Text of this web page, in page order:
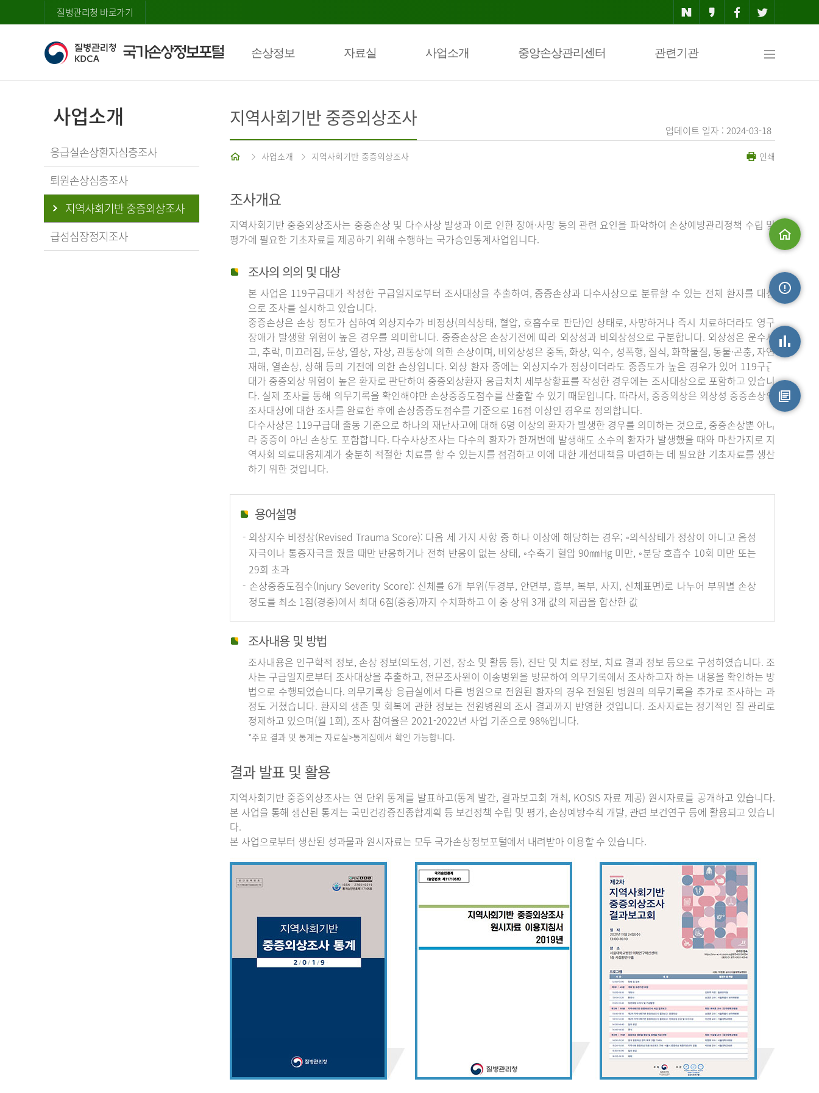
질병관리청 바로가기
손상정보 자료실 사업소개 중앙손상관리센터 관련기관
맵
사업소개
응급실손상환자심층조사
퇴원손상심층조사
지역사회기반 중증외상조사
급성심장정지조사
업데이트 일자 : 2024-03-18
지역사회기반 중증외상조사
홈 사업소개 지역사회기반 중증외상조사 인쇄
조사개요
지역사회기반 중증외상조사는 중증손상 및 다수사상 발생과 이로 인한 장애·사망 등의 관련 요인을 파악하여 손상예방관리정책 수립 및
평가에 필요한 기초자료를 제공하기 위해 수행하는 국가승인통계사업입니다.
조사의 의의 및 대상
본 사업은 119구급대가 작성한 구급일지로부터 조사대상을 추출하여, 중증손상과 다수사상으로 분류할 수 있는 전체 환자를 대상
으로 조사를 실시하고 있습니다.
중증손상은 손상 정도가 심하여 외상지수가 비정상(의식상태, 혈압, 호흡수로 판단)인 상태로, 사망하거나 즉시 치료하더라도 영구
장애가 발생할 위험이 높은 경우를 의미합니다. 중증손상은 손상기전에 따라 외상성과 비외상성으로 구분합니다. 외상성은 운수사
고, 추락, 미끄러짐, 둔상, 열상, 자상, 관통상에 의한 손상이며, 비외상성은 중독, 화상, 익수, 성폭행, 질식, 화학물질, 동물·곤충, 자연
재해, 열손상, 상해 등의 기전에 의한 손상입니다. 외상 환자 중에는 외상지수가 정상이더라도 중증도가 높은 경우가 있어 119구급
대가 중증외상 위험이 높은 환자로 판단하여 중증외상환자 응급처치 세부상황표를 작성한 경우에는 조사대상으로 포함하고 있습니
다. 실제 조사를 통해 의무기록을 확인해야만 손상중증도점수를 산출할 수 있기 때문입니다. 따라서, 중증외상은 외상성 중증손상의
조사대상에 대한 조사를 완료한 후에 손상중증도점수를 기준으로 16점 이상인 경우로 정의합니다.
다수사상은 119구급대 출동 기준으로 하나의 재난사고에 대해 6명 이상의 환자가 발생한 경우를 의미하는 것으로, 중증손상뿐 아니
라 중증이 아닌 손상도 포함합니다. 다수사상조사는 다수의 환자가 한꺼번에 발생해도 소수의 환자가 발생했을 때와 마찬가지로 지
역사회 의료대응체계가 충분히 적절한 치료를 할 수 있는지를 점검하고 이에 대한 개선대책을 마련하는 데 필요한 기초자료를 생산
하기 위한 것입니다.
용어설명
- 외상지수 비정상(Revised Trauma Score): 다음 세 가지 사항 중 하나 이상에 해당하는 경우; ◦의식상태가 정상이 아니고 음성
자극이나 통증자극을 줬을 때만 반응하거나 전혀 반응이 없는 상태, ◦수축기 혈압 90㎜Hg 미만, ◦분당 호흡수 10회 미만 또는
29회 초과
- 손상중증도점수(Injury Severity Score): 신체를 6개 부위(두경부, 안면부, 흉부, 복부, 사지, 신체표면)로 나누어 부위별 손상
정도를 최소 1점(경증)에서 최대 6점(중증)까지 수치화하고 이 중 상위 3개 값의 제곱을 합산한 값
조사내용 및 방법
조사내용은 인구학적 정보, 손상 정보(의도성, 기전, 장소 및 활동 등), 진단 및 치료 정보, 치료 결과 정보 등으로 구성하였습니다. 조
사는 구급일지로부터 조사대상을 추출하고, 전문조사원이 이송병원을 방문하여 의무기록에서 조사하고자 하는 내용을 확인하는 방
법으로 수행되었습니다. 의무기록상 응급실에서 다른 병원으로 전원된 환자의 경우 전원된 병원의 의무기록을 추가로 조사하는 과
정도 거쳤습니다. 환자의 생존 및 회복에 관한 정보는 전원병원의 조사 결과까지 반영한 것입니다. 조사자료는 정기적인 질 관리로
정제하고 있으며(월 1회), 조사 참여율은 2021-2022년 사업 기준으로 98%입니다.
*주요 결과 및 통계는 자료실>통계집에서 확인 가능합니다.
결과 발표 및 활용
지역사회기반 중증외상조사는 연 단위 통계를 발표하고(통계 발간, 결과보고회 개최, KOSIS 자료 제공) 원시자료를 공개하고 있습니다.
본 사업을 통해 생산된 통계는 국민건강증진종합계획 등 보건정책 수립 및 평가, 손상예방수칙 개발, 관련 보건연구 등에 활용되고 있습니
다.
본 사업으로부터 생산된 성과물과 원시자료는 모두 국가손상정보포털에서 내려받아 이용할 수 있습니다.
손상통계